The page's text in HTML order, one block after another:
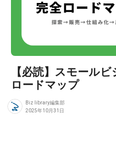
【必読】スモール
ロードマップ
Biz library編集部
2025年10月31日